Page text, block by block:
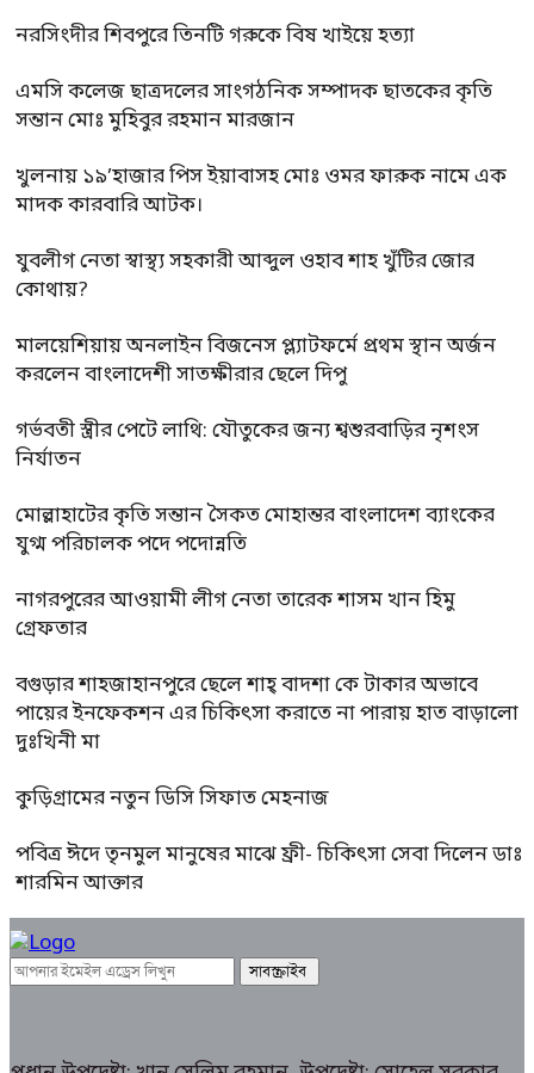
নরসিংদীর শিবপুরে তিনটি গরুকে বিষ খাইয়ে হত্যা
এমসি কলেজ ছাত্রদলের সাংগঠনিক সম্পাদক ছাতকের কৃতি
সন্তান মোঃ মুহিবুর রহমান মারজান
খুলনায় ১৯’হাজার পিস ইয়াবাসহ মোঃ ওমর ফারুক নামে এক
মাদক কারবারি আটক।
যুবলীগ নেতা স্বাস্থ্য সহকারী আব্দুল ওহাব শাহ খুঁটির জোর
কোথায়?
মালয়েশিয়ায় অনলাইন বিজনেস প্ল্যাটফর্মে প্রথম স্থান অর্জন
করলেন বাংলাদেশী সাতক্ষীরার ছেলে দিপু
গর্ভবতী স্ত্রীর পেটে লাথি: যৌতুকের জন্য শ্বশুরবাড়ির নৃশংস
নির্যাতন
মোল্লাহাটের কৃতি সন্তান সৈকত মোহান্তর বাংলাদেশ ব্যাংকের
যুগ্ম পরিচালক পদে পদোন্নতি
নাগরপুরের আওয়ামী লীগ নেতা তারেক শাসম খান হিমু
গ্রেফতার
বগুড়ার শাহজাহানপুরে ছেলে শাহ্ বাদশা কে টাকার অভাবে
পায়ের ইনফেকশন এর চিকিৎসা করাতে না পারায় হাত বাড়ালো
দুঃখিনী মা
কুড়িগ্রামের নতুন ডিসি সিফাত মেহনাজ
পবিত্র ঈদে তৃনমুল মানুষের মাঝে ফ্রী- চিকিৎসা সেবা দিলেন ডাঃ
শারমিন আক্তার